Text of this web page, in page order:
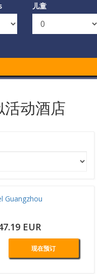
儿童
活动酒店
Guangzhou
EUR
现在预订